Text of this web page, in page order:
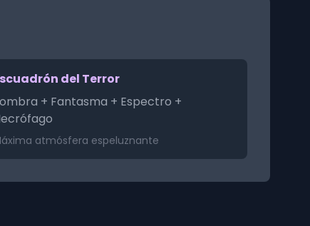
del Terror
+ Fantasma + Espectro +
atmósfera espeluznante